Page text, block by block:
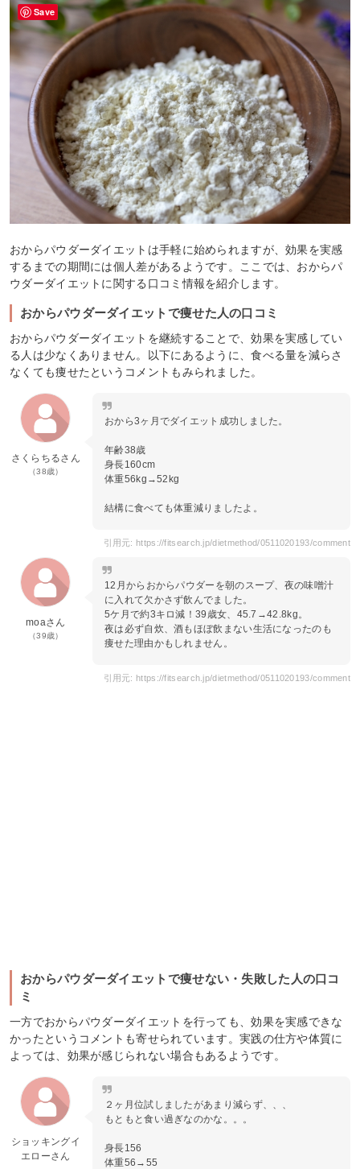
おからパウダーダイエットは手軽に始められますが、効果を実感
するまでの期間には個人差があるようです。ここでは、おからパ
ウダーダイエットに関する口コミ情報を紹介します。
おからパウダーダイエットで痩せた人の口コミ
おからパウダーダイエットを継続することで、効果を実感してい
る人は少なくありません。以下にあるように、食べる量を減らさ
なくても痩せたというコメントもみられました。
さくらちるさん
（38歳）
おから3ヶ月でダイエット成功しました。
年齢38歳
身長160cm
体重56kg→52kg
結構に食べても体重減りましたよ。
引用元: https://fitsearch.jp/dietmethod/0511020193/comment
moaさん
（39歳）
12月からおからパウダーを朝のスープ、夜の味噌汁
に入れて欠かさず飲んでました。
5ケ月で約3キロ減！39歳女、45.7→42.8kg。
夜は必ず自炊、酒もほぼ飲まない生活になったのも
痩せた理由かもしれません。
引用元: https://fitsearch.jp/dietmethod/0511020193/comment
おからパウダーダイエットで痩せない・失敗した人の口コ
ミ
一方でおからパウダーダイエットを行っても、効果を実感できな
かったというコメントも寄せられています。実践の仕方や体質に
よっては、効果が感じられない場合もあるようです。
ショッキングイ
エローさん
２ヶ月位試しましたがあまり減らず、、、
もともと食い過ぎなのかな。。。
身長156
体重56→55
Save